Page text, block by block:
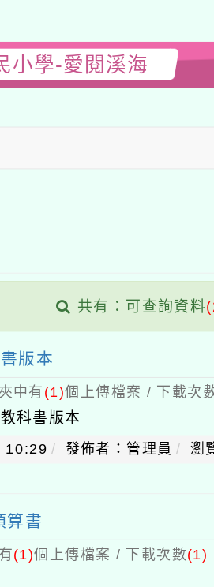
小學-愛閱溪海
共有：可查詢資料
版本
中有 (1)個上傳檔案 / 下載次
科書版本
10:29 發佈者：管理員 瀏
算書
(1)個上傳檔案 / 下載次數(1)